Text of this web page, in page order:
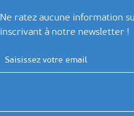
Ne ratez aucune information
inscrivant à notre newsletter !